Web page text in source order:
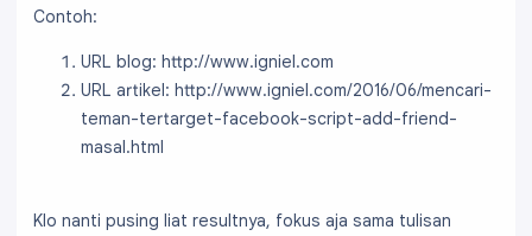
Contoh:
URL blog: http://www.igniel.com
URL artikel: http://www.igniel.com/2016/06/mencari-
teman-tertarget-facebook-script-add-friend-
masal.html
Klo nanti pusing liat resultnya, fokus aja sama tulisan